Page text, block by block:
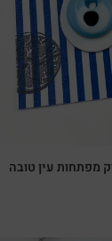
מפתחות עין טובה